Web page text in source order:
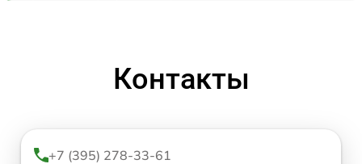
Контакты
+7 (395) 278-33-61